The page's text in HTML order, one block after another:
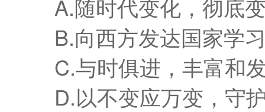
A.随时代变化，彻底
B.向西方发达国家学习
C.与时俱进，丰富和发
D.以不变应万变，守